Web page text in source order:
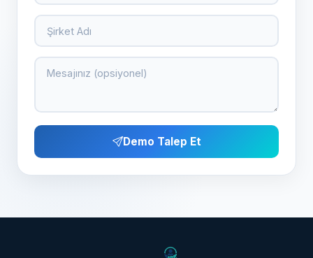
Demo Talep Et